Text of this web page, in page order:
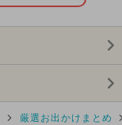
厳選お出かけまとめ